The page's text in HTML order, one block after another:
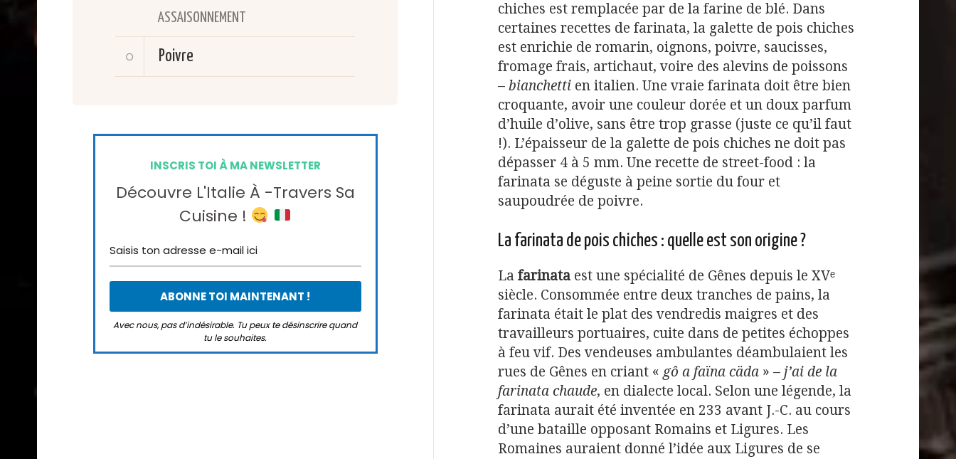
ASSAISONNEMENT
Poivre
INSCRIS TOI À MA NEWSLETTER
Découvre L'Italie À -travers Sa
Cuisine !
Avec nous, pas d’indésirable. Tu peux te désinscrire quand
tu le souhaites.
chiches est remplacée par de la farine de blé. Dans
certaines recettes de farinata, la galette de pois chiches
est enrichie de romarin, oignons, poivre, saucisses,
fromage frais, artichaut, voire des alevins de poissons
– bianchetti en italien. Une vraie farinata doit être bien
croquante, avoir une couleur dorée et un doux parfum
d’huile d’olive, sans être trop grasse (juste ce qu’il faut
!). L’épaisseur de la galette de pois chiches ne doit pas
dépasser 4 à 5 mm. Une recette de street-food : la
farinata se déguste à peine sortie du four et
saupoudrée de poivre.
La farinata de pois chiches : quelle est son origine ?
La farinata est une spécialité de Gênes depuis le XVᵉ
siècle. Consommée entre deux tranches de pains, la
farinata était le plat des vendredis maigres et des
travailleurs portuaires, cuite dans de petites échoppes
à feu vif. Des vendeuses ambulantes déambulaient les
rues de Gênes en criant « gô a faïna cäda » – j’ai de la
farinata chaude, en dialecte local. Selon une légende, la
farinata aurait été inventée en 233 avant J.-C. au cours
d’une bataille opposant Romains et Ligures. Les
Romaines auraient donné l’idée aux Ligures de se